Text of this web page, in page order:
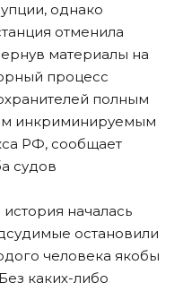
однако
отменила
материалы на
процесс
полным
инкриминируемым
РФ, сообщает
судов
началась
остановили
человека якобы
каких-либо